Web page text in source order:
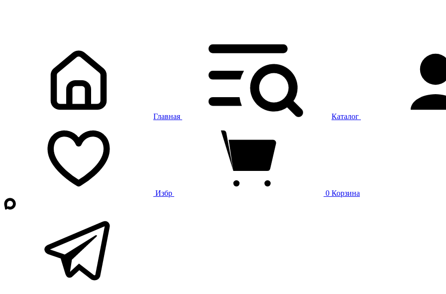
Главная Каталог
Избр 0 Корзина